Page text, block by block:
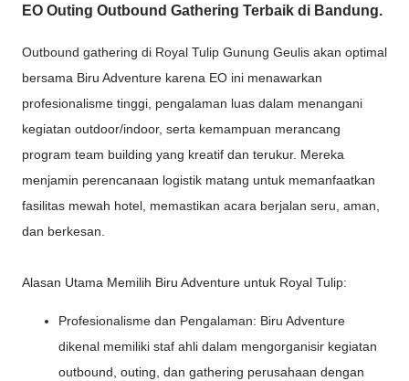
EO Outing Outbound Gathering Terbaik di Bandung.
Outbound gathering di Royal Tulip Gunung Geulis akan optimal
bersama Biru Adventure karena EO ini menawarkan
profesionalisme tinggi, pengalaman luas dalam menangani
kegiatan outdoor/indoor, serta kemampuan merancang
program team building yang kreatif dan terukur. Mereka
menjamin perencanaan logistik matang untuk memanfaatkan
fasilitas mewah hotel, memastikan acara berjalan seru, aman,
dan berkesan.
Alasan Utama Memilih Biru Adventure untuk Royal Tulip:
Profesionalisme dan Pengalaman: Biru Adventure
dikenal memiliki staf ahli dalam mengorganisir kegiatan
outbound, outing, dan gathering perusahaan dengan